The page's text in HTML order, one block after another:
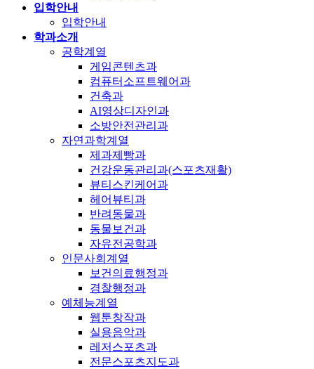
입학안내
입학안내
학과소개
공학계열
게임콘텐츠과
컴퓨터소프트웨어과
건축과
AI영상디자인과
소방안전관리과
자연과학계열
제과제빵과
건강운동관리과(스포츠재활)
뷰티스킨케어과
헤어뷰티과
반려동물과
동물보건과
자유전공학과
인문사회계열
보건의료행정과
경찰행정과
예체능계열
웹툰창작과
실용음악과
레저스포츠과
전문스포츠지도과